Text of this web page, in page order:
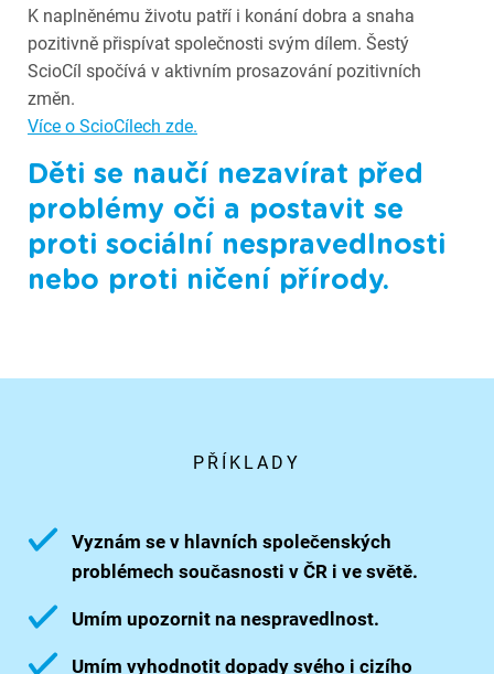
K naplněnému životu patří i konání dobra a snaha
pozitivně přispívat společnosti svým dílem. Šestý
ScioCíl spočívá v aktivním prosazování pozitivních
změn.
Více o ScioCílech zde.
Děti se naučí nezavírat před
problémy oči a postavit se
proti sociální nespravedlnosti
nebo proti ničení přírody.
PŘÍKLADY
Vyznám se v hlavních společenských
problémech současnosti v ČR i ve světě.
Umím upozornit na nespravedlnost.
Umím vyhodnotit dopady svého i cizího